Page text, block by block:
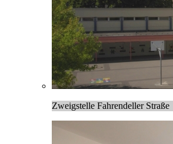
Zweigstelle Fahrendeller Straße